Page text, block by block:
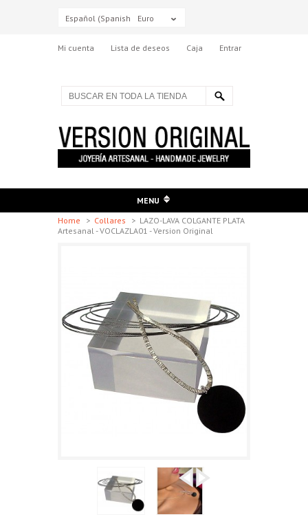
Español (Spanish) Euro
Mi cuenta Lista de deseos Caja Entrar
MENU
Home
> Collares > LAZO-LAVA COLGANTE PLATA
Artesanal - VOCLAZLA01 - Version Original